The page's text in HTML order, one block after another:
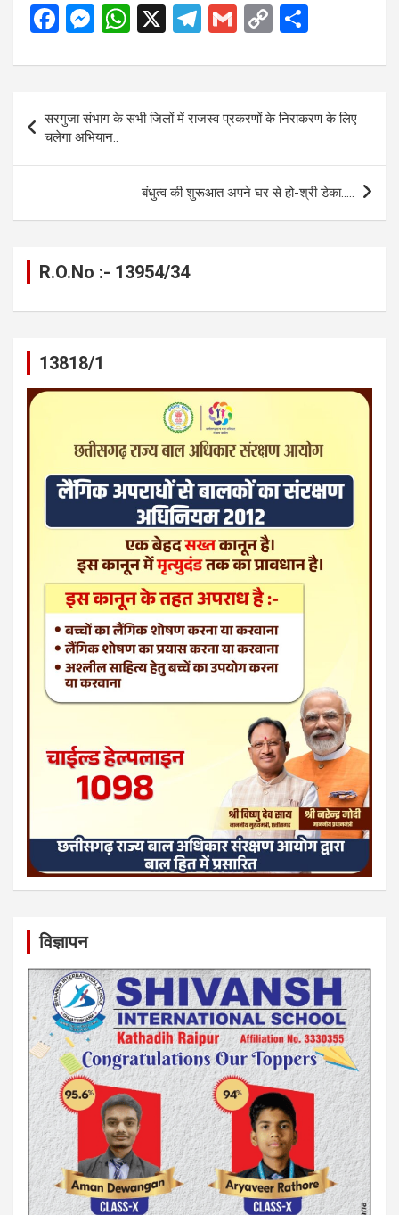
F
ce
o
o
M
se
g
er
W
at
s
A
p
p
X
T
e
a
m
G
ail
C
py
Li
n
k
ar
navigation
सरगुजा संभाग के सभी जिलों में राजस्व प्रकरणों के निराकरण के लिए
चलेगा अभियान..
बंधुत्व की शुरूआत अपने घर से हो-श्री डेका…..
R.O.No :- 13954/34
13818/1
विज्ञापन